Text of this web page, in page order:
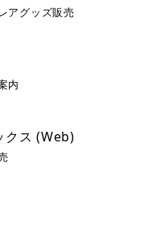
アグッズ販売
内
クス (Web)